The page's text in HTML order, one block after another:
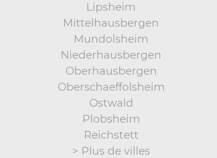
Lipsheim
Mittelhausbergen
Mundolsheim
Niederhausbergen
Oberhausbergen
Oberschaeffolsheim
Ostwald
Plobsheim
Reichstett
> Plus de villes